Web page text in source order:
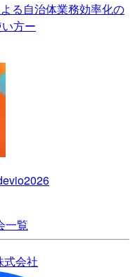
る自治体業務効率化の
方ー
一覧
式会社